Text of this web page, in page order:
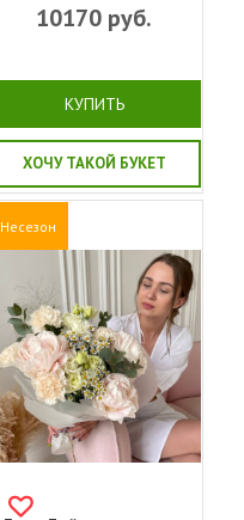
10170 руб.
КУПИТЬ
ХОЧУ ТАКОЙ БУКЕТ
Несезон